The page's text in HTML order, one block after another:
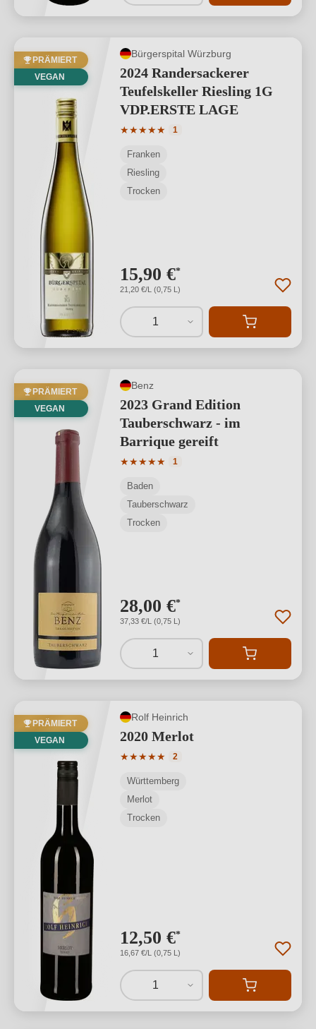
PRÄMIERT
VEGAN
Bürgerspital Würzburg
2024 Randersackerer
Teufelskeller Riesling 1G
VDP.ERSTE LAGE
★★★★★
Durchschnittliche Bewertung von 5
1
Franken
Riesling
Trocken
15,90 €*
21,20 €/L (0,75 L)
1
PRÄMIERT
VEGAN
Benz
2023 Grand Edition
Tauberschwarz - im
Barrique gereift
★★★★★
Durchschnittliche Bewertung von 5
1
Baden
Tauberschwarz
Trocken
28,00 €*
37,33 €/L (0,75 L)
1
PRÄMIERT
VEGAN
Rolf Heinrich
2020 Merlot
★★★★★
Durchschnittliche Bewertung von 5
2
Württemberg
Merlot
Trocken
12,50 €*
16,67 €/L (0,75 L)
1